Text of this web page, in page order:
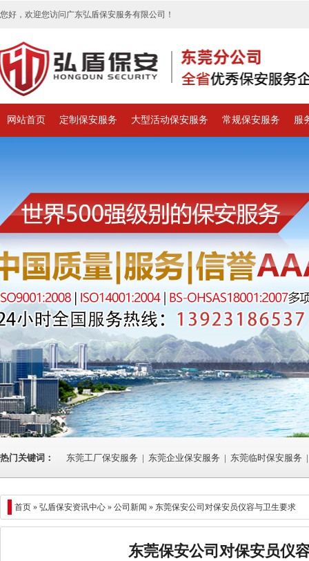
您好，欢迎您访问广东弘盾保安服务有限公司！
网站首页 定制保安服务 大型活动保安服务 常规保安服务 服
热门关键词： 东莞工厂保安服务 | 东莞企业保安服务 | 东莞临时保安服务 |
首页 » 弘盾保安资讯中心 » 公司新闻 » 东莞保安公司对保安员仪容与卫生要求
东莞保安公司对保安员仪